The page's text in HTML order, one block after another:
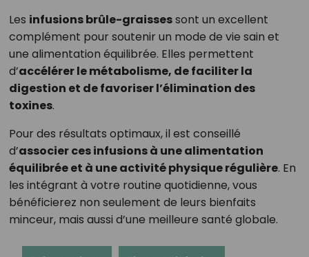
Les infusions brûle-graissessont un excellent
complément pour soutenir un mode de vie sain et
une alimentation équilibrée. Elles permettent
d’accélérer le métabolisme, de faciliter la
digestion et de favoriser l’élimination des
toxines.
Pour des résultats optimaux, il est conseillé
d’associer ces infusions à une alimentation
équilibrée et à une activité physique régulière. En
les intégrant à votre routine quotidienne, vous
bénéficierez non seulement de leurs bienfaits
minceur, mais aussi d’une meilleure santé globale.